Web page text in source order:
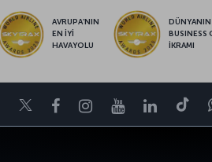
AVRUPA’NIN
EN İYİ
HAVAYOLU
DÜNYANIN
BUSINESS
İKRAMI
TwitterFacebookInstagram
Youtube